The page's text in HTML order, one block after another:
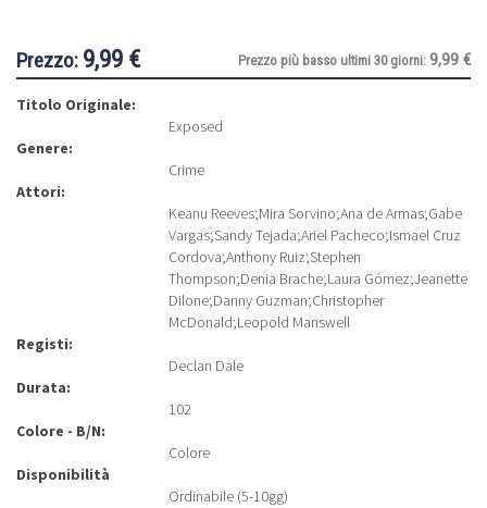
Prezzo: 9,99 € Prezzo più basso ultimi 30 giorni: 9,99 €
Titolo Originale:
Exposed
Genere:
Crime
Attori:
Keanu Reeves;Mira Sorvino;Ana de Armas;Gabe
Vargas;Sandy Tejada;Ariel Pacheco;Ismael Cruz
Cordova;Anthony Ruiz;Stephen
Thompson;Denia Brache;Laura Gómez;Jeanette
Dilone;Danny Guzman;Christopher
McDonald;Leopold Manswell
Registi:
Declan Dale
Durata:
102
Colore - B/N:
Colore
Disponibilità
Ordinabile (5-10gg)